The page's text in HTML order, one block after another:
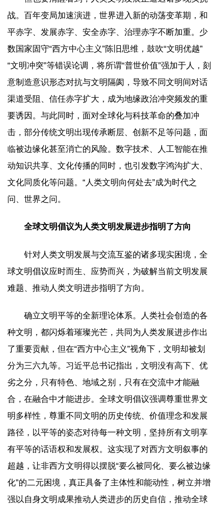
战。百年变局加速演进，世界进入新的动荡变革期，和
平赤字、发展赤字、安全赤字、治理赤字不断加重。少
数国家固守“西方中心主义”陈旧思维，鼓吹“文明优越”
“文明冲突”等错误论调，将所谓“普世价值”强加于人，刻
意制造意识形态对抗与文明隔阂，导致不同文明间对话
渠道受阻、信任赤字扩大，成为地缘政治冲突频发的重
要诱因。与此同时，面对全球化与科技革命的叠加冲
击，部分传统文明出现传承断层、创新不足等问题，面
临被边缘化甚至消亡的风险。数字技术、人工智能在推
动知识共享、文化传播的同时，也引发数字鸿沟扩大、
文化同质化等问题。“人类文明向何处去”成为时代之
问、世界之问。
全球文明倡议为人类文明发展进步指明了方向
针对人类文明发展与交流互鉴的诸多现实困境，全
球文明倡议应时而生、应势而兴，为破解当前文明发展
难题、推动人类文明进步指明了方向。
确立文明平等的全新理论体系。人类社会创造的各
种文明，都闪烁着璀璨光芒，共同为人类发展进步作出
了重要贡献，但在“西方中心主义”视角下，文明却被划
分为三六九等。习近平总书记指出，文明没有高下、优
劣之分，只有特色、地域之别，只有在交流中才能融
合，在融合中才能进步。全球文明倡议强调尊重世界文
明多样性，尊重不同文明的历史传统、价值理念和发展
路径，以平等的姿态对待每一种文明，坚持所有文明享
有平等的话语权和发展权。这实现了对西方文明叙事的
超越，让非西方文明得以摆脱“要么被同化、要么被边缘
化”的二元困境，真正具备了主体性和能动性，树立并增
强以自身文明成果推动人类进步的历史自信，推动全球